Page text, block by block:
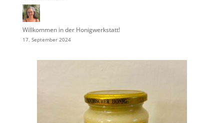
Willkommen in der Honigwerkstatt!
17. September 2024